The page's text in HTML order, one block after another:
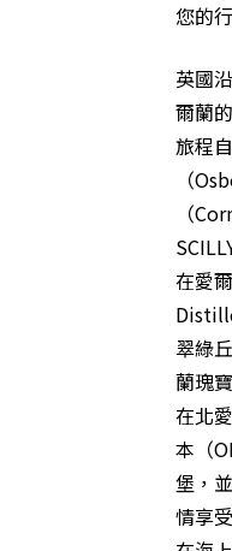
您的
英國
爾蘭
旅程
（
（
在愛
翠綠
蘭瑰
在北
本（
堡，
情享